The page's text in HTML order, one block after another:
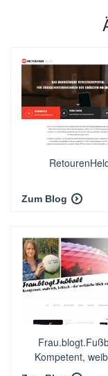
Zum Blog
Kompetent,
kritisch - der